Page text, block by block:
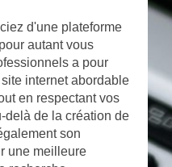
d'une plateforme
autant vous
a pour
internet abordable
en respectant vos
delà de la création de
son
une meilleure